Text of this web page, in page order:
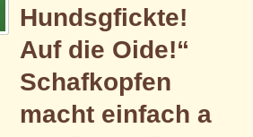
Hundsgfickte!
Auf die Oide!“
Schafkopfen
macht einfach a